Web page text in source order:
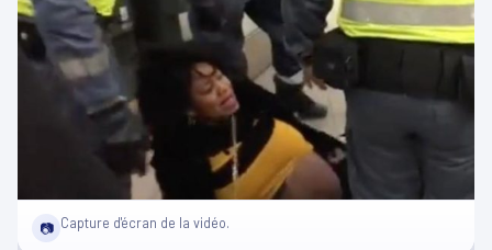
📷 Capture d'écran de la vidéo.